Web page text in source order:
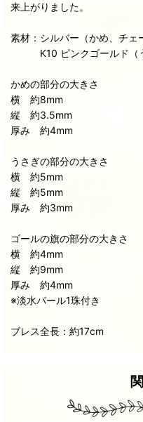
来上がりました。
素材：シルバー（かめ、チェ
K10 ピンクゴールド（う
かめの部分の大きさ
横 約8mm
縦 約3.5mm
厚み 約4mm
うさぎの部分の大きさ
横 約5mm
縦 約5mm
厚み 約3mm
ゴールの旗の部分の大きさ
横 約4mm
縦 約9mm
厚み 約4mm
※淡水パール1珠付き
ブレス全長：約17cm